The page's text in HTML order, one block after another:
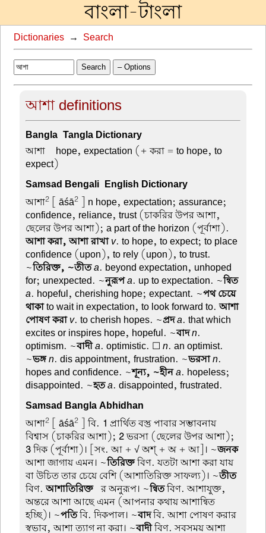
বাংলা-টাংলা
Dictionaries → Search
Search – Options
আশা definitions
Bangla-Tangla Dictionary
আশা – hope, expectation (+ করা = to hope, to
expect)
Samsad Bengali-English Dictionary
আশা2 [ āśā2
] n hope, expectation; assurance;
confidence, reliance, trust (চাকরির উপর আশা,
ছেলের উপর আশা); a part of the horizon (পূর্বাশা).
আশা করা, আশা রাখা v. to hope, to expect; to place
confidence (upon), to rely (upon), to trust.
~তিরিক্ত, ~তীতa. beyond expectation, unhoped
for; unexpected. ~নুরূপa. up to expectation. ~ন্বিত
a. hopeful, cherishing hope; expectant. ~পথ চেয়ে
থাকাto wait in expectation, to look forward to.আশা
পোষণ করা v. to cherish hopes. ~প্রদa. that which
excites or inspires hope, hopeful. ~বাদn.
optimism. ~বাদীa. optimistic. ☐n. an optimist.
~ভঙ্গn. dis appointment, frustration. ~ভরসাn.
hopes and confidence. ~শূন্য, ~হীনa. hopeless;
disappointed. ~হতa. disappointed, frustrated.
Samsad Bangla Abhidhan
আশা2 [ āśā2 ] বি. 1 প্রার্থিত বস্তু পাবার সম্ভাবনায়
বিশ্বাস (চাকরির আশা); 2ভরসা (ছেলের উপর আশা);
3দিক (পূর্বাশা)। [সং. আ + √ অশ্ + অ + আ]। ~জনক
আশা জাগায় এমন। ~তিরিক্তবিণ. যতটা আশা করা যায়
বা উচিত তার চেয়ে বেশি (আশাতিরিক্ত সাফল্য)। ~তীত
বিণ.আশাতিরিক্ত- র অনুরূপ। ~ন্বিতবিণ. আশাযুক্ত,
অন্তরে আশা আছে এমন (আপনার কথায় আশান্বিত
হচ্ছি)। ~পতিবি. দিকপাল। ~বাদবি. আশা পোষণ করার
স্বভাব, আশা ত্যাগ না করা। ~বাদীবিণ. সবসময় আশা